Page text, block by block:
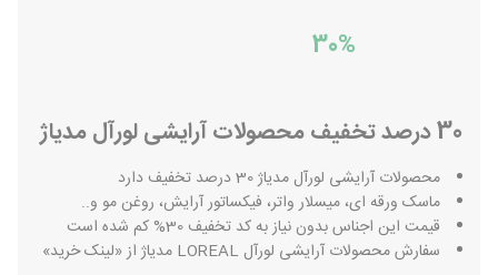
30%
30 درصد تخفیف محصولات آرایشی لورآل مدیاژ
محصولات آرایشی لورآل مدیاژ 30 درصد تخفیف دارد
ماسک ورقه ای، میسلار واتر، فیکساتور آرایش، روغن مو و..
قیمت این اجناس بدون نیاز به کد تخفیف 30% کم شده است
سفارش محصولات آرایشی لورآل LOREAL مدیاژ از «لینک خرید»